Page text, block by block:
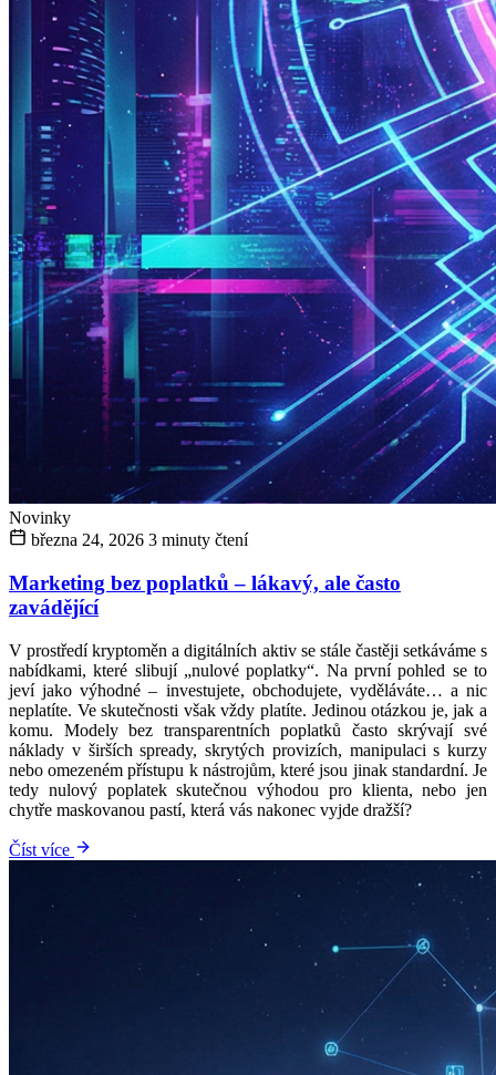
Novinky
března 24, 2026 3 minuty čtení
Marketing bez poplatků – lákavý, ale často
zavádějící
V prostředí kryptoměn a digitálních aktiv se stále častěji setkáváme s
nabídkami, které slibují „nulové poplatky“. Na první pohled se to
jeví jako výhodné – investujete, obchodujete, vyděláváte… a nic
neplatíte. Ve skutečnosti však vždy platíte. Jedinou otázkou je, jak a
komu. Modely bez transparentních poplatků často skrývají své
náklady v širších spready, skrytých provizích, manipulaci s kurzy
nebo omezeném přístupu k nástrojům, které jsou jinak standardní. Je
tedy nulový poplatek skutečnou výhodou pro klienta, nebo jen
chytře maskovanou pastí, která vás nakonec vyjde dražší?
Číst více